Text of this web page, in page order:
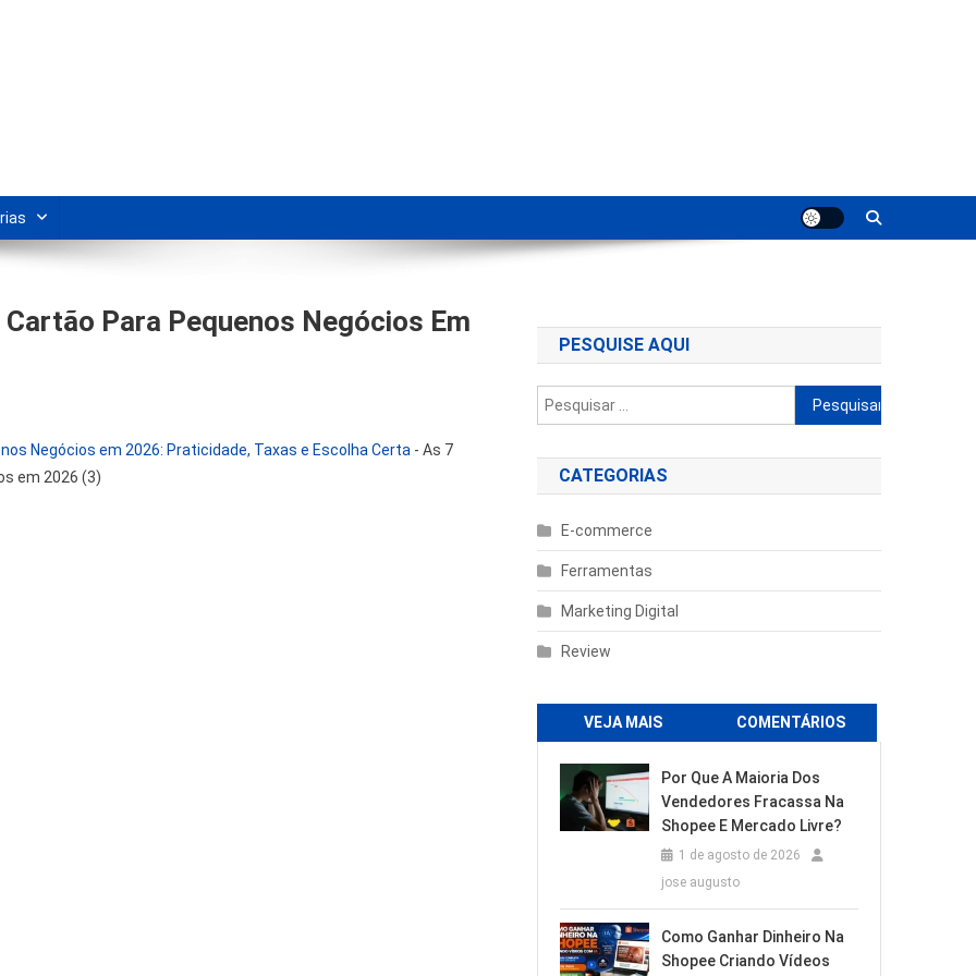
Para Pequenos Negócios Em
Negócios em 2026: Praticidade, Taxas e Escolha Certa - As 7
em 2026 (3)
PESQUISE AQUI
Pesquisar
por:
CATEGORIAS
E-commerce
Ferramentas
Marketing Digital
Review
VEJA MAIS COMENTÁRIOS
Por Que A Maioria Dos
Vendedores Fracassa Na
Shopee E Mercado Livre?
1 de agosto de 2026
jose augusto
Como Ganhar Dinheiro Na
Shopee Criando Vídeos